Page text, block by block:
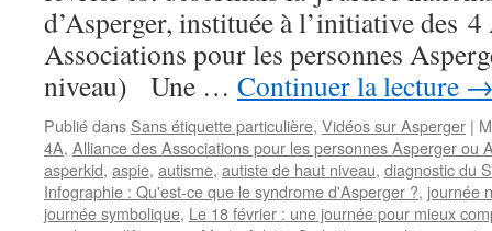
d’Asperger, instituée à l’initiative des
Associations pour les personnes
niveau) Une … Continuer la lecture
Publié dans Sans étiquette particulière, Vidéos sur Asperger |
4A, Alliance des Associations pour les personnes Asperger ou
asperkid, aspie, autisme, autiste de haut niveau, diagnostic du
Infographie : Qu'est-ce que le syndrome d'Asperger ?, journée
journée symbolique, Le 18 février : une journée pour mieux